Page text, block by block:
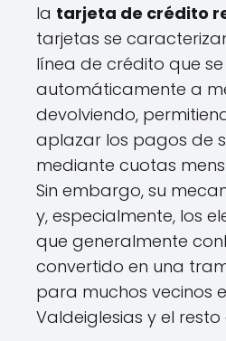
la tarjeta de crédito
tarjetas se
línea de crédito que
automáticamente a
devolviendo,
aplazar los pagos de
mediante cuotas
Sin embargo, su
y, especialmente, los
que generalmente
convertido en una
para muchos vecinos
Valdeiglesias y el